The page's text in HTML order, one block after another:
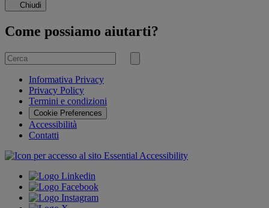
Chiudi
Come possiamo aiutarti?
Cerca
per
Invia
Informativa Privacy
Privacy Policy
Termini e condizioni
Cookie Preferences
Accessibilità
Contatti